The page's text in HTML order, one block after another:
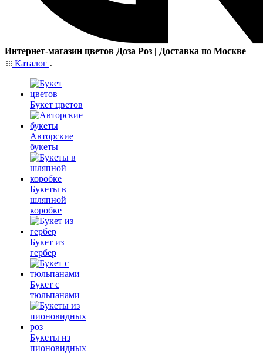
Интернет-магазин цветов Доза Роз | Доставка по Москве
Каталог
Букет цветов
Авторские
букеты
Букеты в
шляпной
коробке
Букет из
гербер
Букет с
тюльпанами
Букеты из
пионовидных